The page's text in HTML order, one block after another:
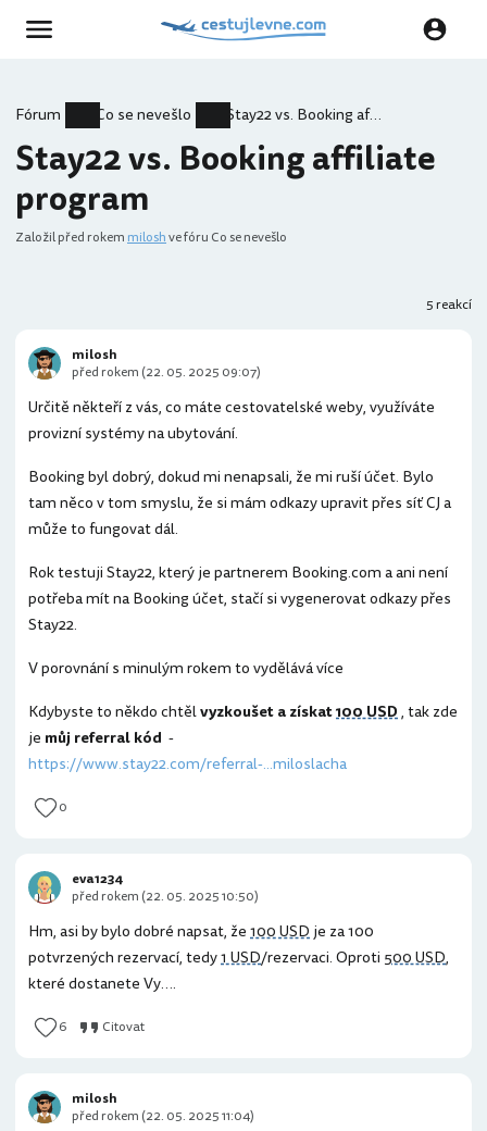
Fórum Co se nevešlo Stay22 vs. Booking affiliate program
Stay22 vs. Booking affiliate
program
Založilpřed rokem miloshve fóru Co se nevešlo
5 reakcí
Určitě někteří z vás, co máte cestovatelské weby, využíváte
provizní systémy na ubytování.
Booking byl dobrý, dokud mi nenapsali, že mi ruší účet. Bylo
tam něco v tom smyslu, že si mám odkazy upravit přes síť CJ a
může to fungovat dál.
Rok testuji Stay22, který je partnerem Booking.com a ani není
potřeba mít na Booking účet, stačí si vygenerovat odkazy přes
Stay22.
V porovnání s minulým rokem to vydělává více
Kdybyste to někdo chtělvyzkoušet a získat100 USD, tak zde
je můj referral kód -
https://www.stay22.com/referral-...miloslacha
0
milosh
před rokem (22. 05. 2025 09:07)
Hm, asi by bylo dobré napsat, že100 USDje za 100
potvrzených rezervací, tedy1 USD/rezervaci. Oproti 500 USD,
které dostanete Vy….
6 Citovat
eva1234
před rokem (22. 05. 2025 10:50)
milosh
před rokem (22. 05. 2025 11:04)